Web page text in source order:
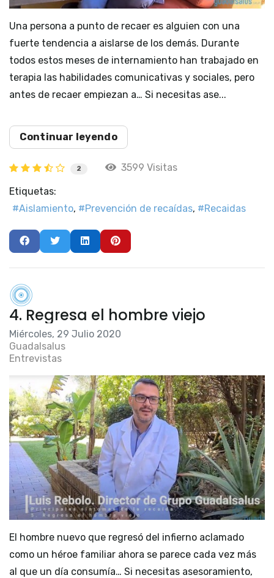
Una persona a punto de recaer es alguien con una
fuerte tendencia a aislarse de los demás. Durante
todos estos meses de internamiento han trabajado en
terapia las habilidades comunicativas y sociales, pero
antes de recaer empiezan a… Si necesitas ase...
Continuar leyendo
2 3599 Visitas
Etiquetas:
Aislamiento
Prevención de recaídas Recaidas
4. Regresa el hombre viejo
Miércoles, 29 Julio 2020
Guadalsalus
Entrevistas
El hombre nuevo que regresó del infierno aclamado
como un héroe familiar ahora se parece cada vez más
al que un día consumía… Si necesitas asesoramiento,